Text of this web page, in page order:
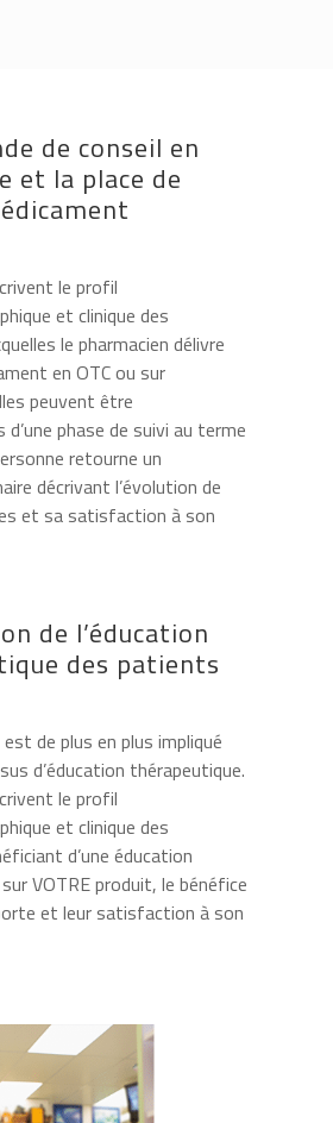
de conseil en
et la place de
le profil
et clinique des
le pharmacien délivre
en OTC ou sur
peuvent être
d’une phase de suivi au terme
retourne un
décrivant l’évolution de
et sa satisfaction à son
de l’éducation
des patients
de plus en plus impliqué
d’éducation thérapeutique.
le profil
et clinique des
d’une éducation
VOTRE produit, le bénéfice
et leur satisfaction à son